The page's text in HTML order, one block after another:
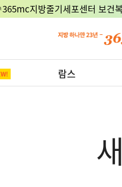
지방줄기세포센터 보건
람스